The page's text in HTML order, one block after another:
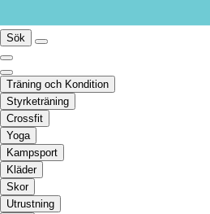
Sök
Träning och Kondition
Styrketräning
Crossfit
Yoga
Kampsport
Kläder
Skor
Utrustning